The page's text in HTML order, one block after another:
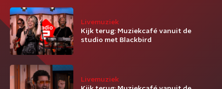
Livemuziek
Kijk terug: Muziekcafé vanuit de
studio met Blackbird
Livemuziek